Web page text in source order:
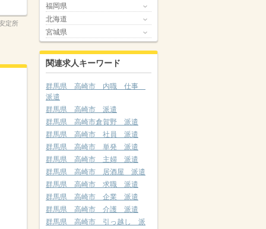
定所
福岡県
北海道
宮城県
関連求人キーワード
群馬県 高崎市 内職 仕事
派遣
群馬県 高崎市 派遣
群馬県 高崎市倉賀野 派遣
群馬県 高崎市 社員 派遣
群馬県 高崎市 単発 派遣
群馬県 高崎市 主婦 派遣
群馬県 高崎市 居酒屋 派遣
群馬県 高崎市 求職 派遣
群馬県 高崎市 企業 派遣
群馬県 高崎市 介護 派遣
群馬県 高崎市 引っ越し 派